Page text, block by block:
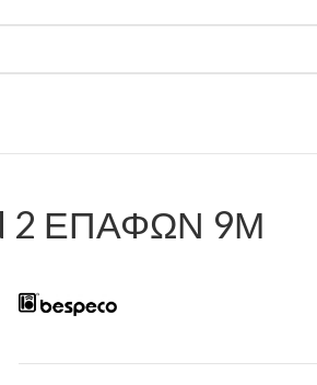
2 ΕΠΑΦΩΝ 9Μ